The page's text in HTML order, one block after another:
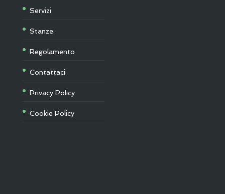
Servizi
Stanze
Regolamento
Contattaci
Privacy Policy
Cookie Policy